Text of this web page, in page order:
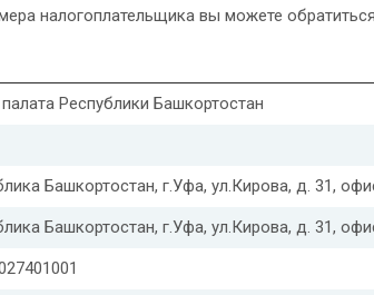
налогоплательщика вы можете
Республики Башкортостан
Башкортостан, г.Уфа, ул.Кирова, д. 31,
Башкортостан, г.Уфа, ул.Кирова, д. 31,